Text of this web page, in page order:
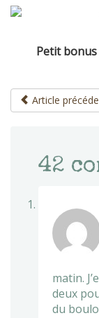
Petit bonus
Article
42
matin.
deux
du